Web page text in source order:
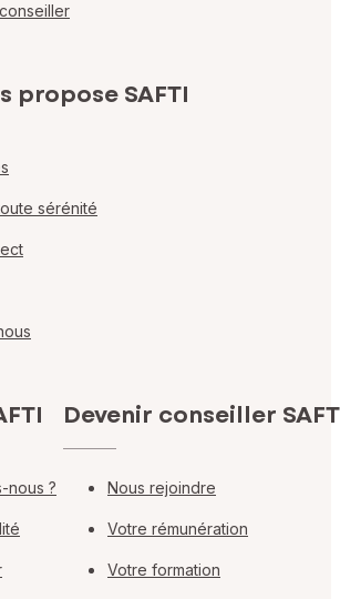
propose SAFTI
sérénité
nous ?
Devenir conseiller
Nous rejoindre
Votre rémunération
Votre formation